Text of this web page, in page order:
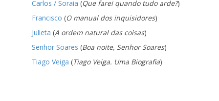
Carlos / Soraia (Que farei quando tudo arde?)
Francisco (O manual dos inquisidores)
Julieta (A ordem natural das coisas)
Senhor Soares (Boa noite, Senhor Soares)
Tiago Veiga (Tiago Veiga. Uma Biografia)